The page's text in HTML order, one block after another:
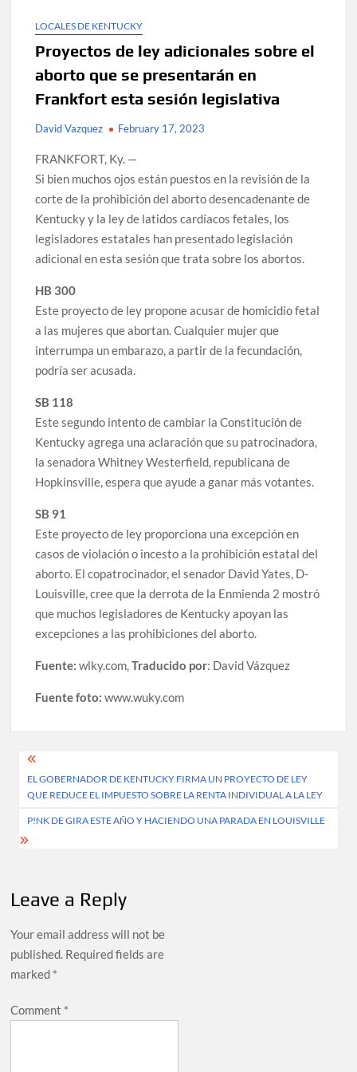
LOCALES DE KENTUCKY
Proyectos de ley adicionales sobre el
aborto que se presentarán en
Frankfort esta sesión legislativa
David Vazquez February 17, 2023
FRANKFORT, Ky. —
Si bien muchos ojos están puestos en la revisión de la
corte de la prohibición del aborto desencadenante de
Kentucky y la ley de latidos cardíacos fetales, los
legisladores estatales han presentado legislación
adicional en esta sesión que trata sobre los abortos.
HB 300
Este proyecto de ley propone acusar de homicidio fetal
a las mujeres que abortan. Cualquier mujer que
interrumpa un embarazo, a partir de la fecundación,
podría ser acusada.
SB 118
Este segundo intento de cambiar la Constitución de
Kentucky agrega una aclaración que su patrocinadora,
la senadora Whitney Westerfield, republicana de
Hopkinsville, espera que ayude a ganar más votantes.
SB 91
Este proyecto de ley proporciona una excepción en
casos de violación o incesto a la prohibición estatal del
aborto. El copatrocinador, el senador David Yates, D-
Louisville, cree que la derrota de la Enmienda 2 mostró
que muchos legisladores de Kentucky apoyan las
excepciones a las prohibiciones del aborto.
Fuente:wlky.com,Traducido por: David Vázquez
Fuente foto:www.wuky.com
Post
navigation
EL GOBERNADOR DE KENTUCKY FIRMA UN PROYECTO DE LEY
QUE REDUCE EL IMPUESTO SOBRE LA RENTA INDIVIDUAL A LA LEY
P!NK DE GIRA ESTE AÑO Y HACIENDO UNA PARADA EN LOUISVILLE
Leave a Reply
Your email address will not be
published. Required fields are
marked *
Comment *